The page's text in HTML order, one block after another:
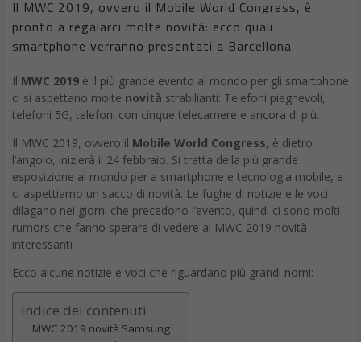
Il MWC 2019, ovvero il Mobile World Congress, è
pronto a regalarci molte novità: ecco quali
smartphone verranno presentati a Barcellona
Il MWC 2019 è il più grande evento al mondo per gli smartphone
ci si aspettano molte novità strabilianti: Telefoni pieghevoli,
telefoni 5G, telefoni con cinque telecamere e ancora di più.
Il MWC 2019, ovvero il Mobile World Congress, è dietro
l’angolo, inizierà il 24 febbraio. Si tratta della più grande
esposizione al mondo per a smartphone e tecnologia mobile, e
ci aspettiamo un sacco di novità. Le fughe di notizie e le voci
dilagano nei giorni che precedono l’evento, quindi ci sono molti
rumors che fanno sperare di vedere al MWC 2019 novità
interessanti
Ecco alcune notizie e voci che riguardano più grandi nomi:
Indice dei contenuti
MWC 2019 novità Samsung